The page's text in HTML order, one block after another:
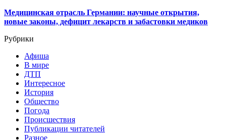
Медицинская отрасль Германии: научные открытия,
новые законы, дефицит лекарств и забастовки медиков
Рубрики
Афиша
В мире
ДТП
Интересное
История
Общество
Погода
Происшествия
Публикации читателей
Разное